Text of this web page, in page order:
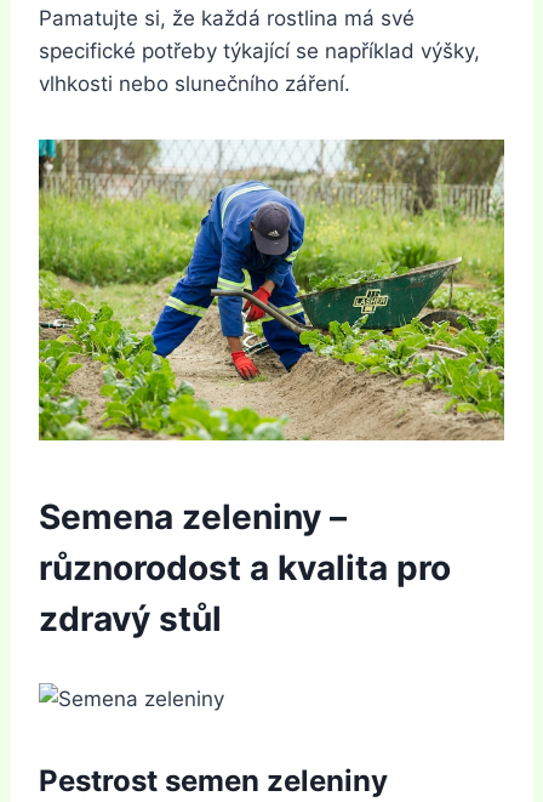
Pamatujte si, že každá rostlina má své
specifické potřeby týkající se například výšky,
vlhkosti nebo slunečního záření.
Semena zeleniny –
různorodost a kvalita pro
zdravý stůl
Pestrost semen zeleniny